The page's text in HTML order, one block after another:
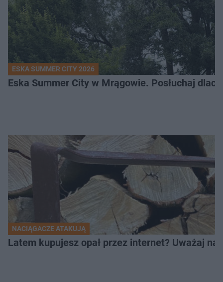
ESKA SUMMER CITY 2026
Eska Summer City w Mrągowie. Posłuchaj
NACIĄGACZE ATAKUJĄ
Latem kupujesz opał przez internet? Uważaj na